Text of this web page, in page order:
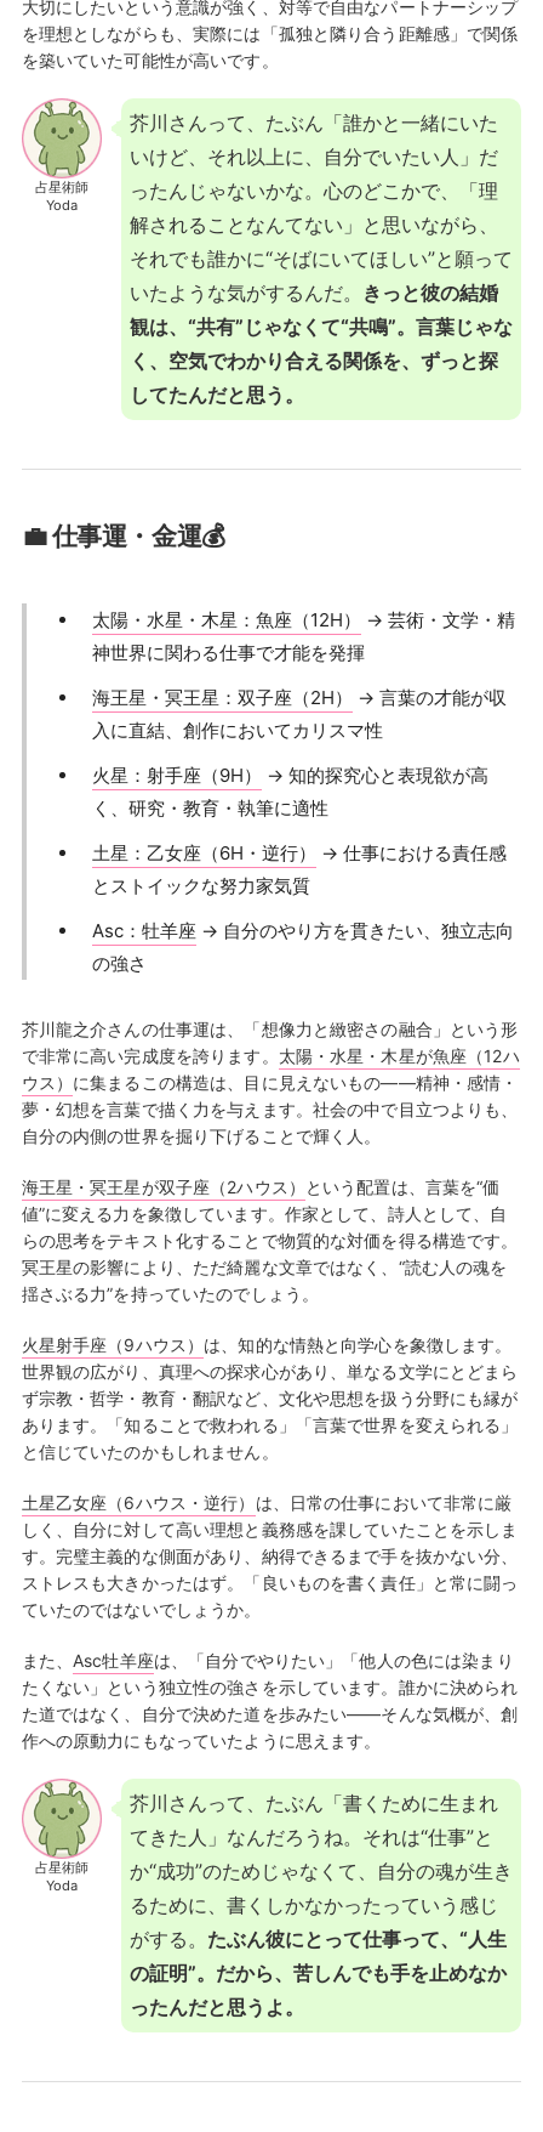
大切にしたいという意識が強く、対等で自由なパートナーシップ
を理想としながらも、実際には「孤独と隣り合う距離感」で関係
を築いていた可能性が高いです。
占星術師
Yoda
芥川さんって、たぶん「誰かと一緒にいた
いけど、それ以上に、自分でいたい人」だ
ったんじゃないかな。心のどこかで、「理
解されることなんてない」と思いながら、
それでも誰かに“そばにいてほしい”と願って
いたような気がするんだ。
きっと彼の結婚
観は、“共有”じゃなくて“共鳴”。言葉じゃな
く、空気でわかり合える関係を、ずっと探
してたんだと思う。
💼 仕事運・金運💰
太陽・水星・木星：魚座（12H）
→ 芸術・文学・精
神世界に関わる仕事で才能を発揮
海王星・冥王星：双子座（2H）
→ 言葉の才能が収
入に直結、創作においてカリスマ性
火星：射手座（9H）
→ 知的探究心と表現欲が高
く、研究・教育・執筆に適性
土星：乙女座（6H・逆行）
→ 仕事における責任感
とストイックな努力家気質
Asc：牡羊座 → 自分のやり方を貫きたい、独立志向
の強さ
芥川龍之介さんの仕事運は、「想像力と緻密さの融合」という形
で非常に高い完成度を誇ります。 太陽・水星・木星が魚座（12ハ
ウス） に集まるこの構造は、目に見えないもの——精神・感情・
夢・幻想を言葉で描く力を与えます。社会の中で目立つよりも、
自分の内側の世界を掘り下げることで輝く人。
海王星・冥王星が双子座（2ハウス）
という配置は、言葉を“価
値”に変える力を象徴しています。作家として、詩人として、自
らの思考をテキスト化することで物質的な対価を得る構造です。
冥王星の影響により、ただ綺麗な文章ではなく、“読む人の魂を
揺さぶる力”を持っていたのでしょう。
火星射手座（9ハウス） は、知的な情熱と向学心を象徴します。
世界観の広がり、真理への探求心があり、単なる文学にとどまら
ず宗教・哲学・教育・翻訳など、文化や思想を扱う分野にも縁が
あります。「知ることで救われる」「言葉で世界を変えられる」
と信じていたのかもしれません。
土星乙女座（6ハウス・逆行） は、日常の仕事において非常に厳
しく、自分に対して高い理想と義務感を課していたことを示しま
す。完璧主義的な側面があり、納得できるまで手を抜かない分、
ストレスも大きかったはず。「良いものを書く責任」と常に闘っ
ていたのではないでしょうか。
また、 Asc牡羊座は、「自分でやりたい」「他人の色には染まり
たくない」という独立性の強さを示しています。誰かに決められ
た道ではなく、自分で決めた道を歩みたい——そんな気概が、創
作への原動力にもなっていたように思えます。
占星術師
Yoda
芥川さんって、たぶん「書くために生まれ
てきた人」なんだろうね。それは“仕事”と
か“成功”のためじゃなくて、自分の魂が生き
るために、書くしかなかったっていう感じ
がする。 たぶん彼にとって仕事って、“人生
の証明”。だから、苦しんでも手を止めなか
ったんだと思うよ。